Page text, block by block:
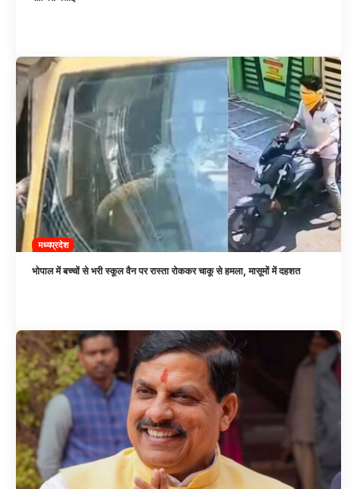
मध्यप्रदेश
भोपाल में बच्चों से भरी स्कूल वैन पर रास्ता रोककर चाकू से हमला, मासूमों में दहशत